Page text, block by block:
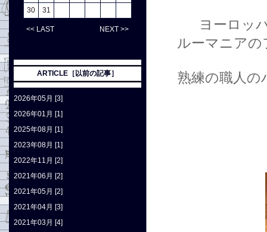
ヨーロッ
ルーマニア
熟練の職人の
30
31
<< LAST NEXT >>
ARTICLE［以前の記事］
2026年05月 [3]
2026年01月 [1]
2025年08月 [1]
2023年08月 [1]
2022年11月 [2]
2021年06月 [2]
2021年05月 [2]
2021年04月 [3]
2021年03月 [4]